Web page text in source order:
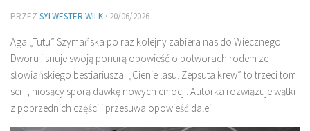
PRZEZ SYLWESTER WILK · 20/06/2026
Aga „Tutu” Szymańska po raz kolejny zabiera nas do Wiecznego
Dworu i snuje swoją ponurą opowieść o potworach rodem ze
słowiańskiego bestiariusza. „Cienie lasu. Zepsuta krew” to trzeci tom
serii, niosący sporą dawkę nowych emocji. Autorka rozwiązuje wątki
z poprzednich części i przesuwa opowieść dalej.